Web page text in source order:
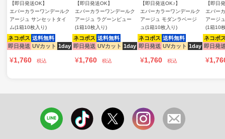
【即日発送OK】
エバーカラーワンデールク
アージュ サンセットタイ
ム(1箱10枚入り)
ネコポス 送料無料
即日発送 UVカット 1day
¥1,760 税込
【即日発送OK】
エバーカラーワンデールク
アージュ ラグーンビュー
(1箱10枚入り)
ネコポス 送料無料
即日発送 UVカット 1day
¥1,760 税込
【即日発送OK♪】
エバーカラーワンデールク
アージュ モダンラベージ
ュ(1箱10枚入り)
ネコポス 送料無料
即日発送 UVカット 1day
¥1,760 税込
【即日
エバー
アージ
(1箱10
ネコポ
即日発
¥